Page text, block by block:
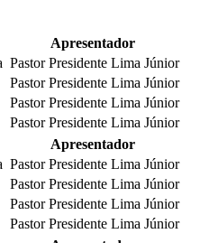
Apresentador
Pastor Presidente Lima Júnior
Pastor Presidente Lima Júnior
Pastor Presidente Lima Júnior
Pastor Presidente Lima Júnior
Apresentador
Pastor Presidente Lima Júnior
Pastor Presidente Lima Júnior
Pastor Presidente Lima Júnior
Pastor Presidente Lima Júnior